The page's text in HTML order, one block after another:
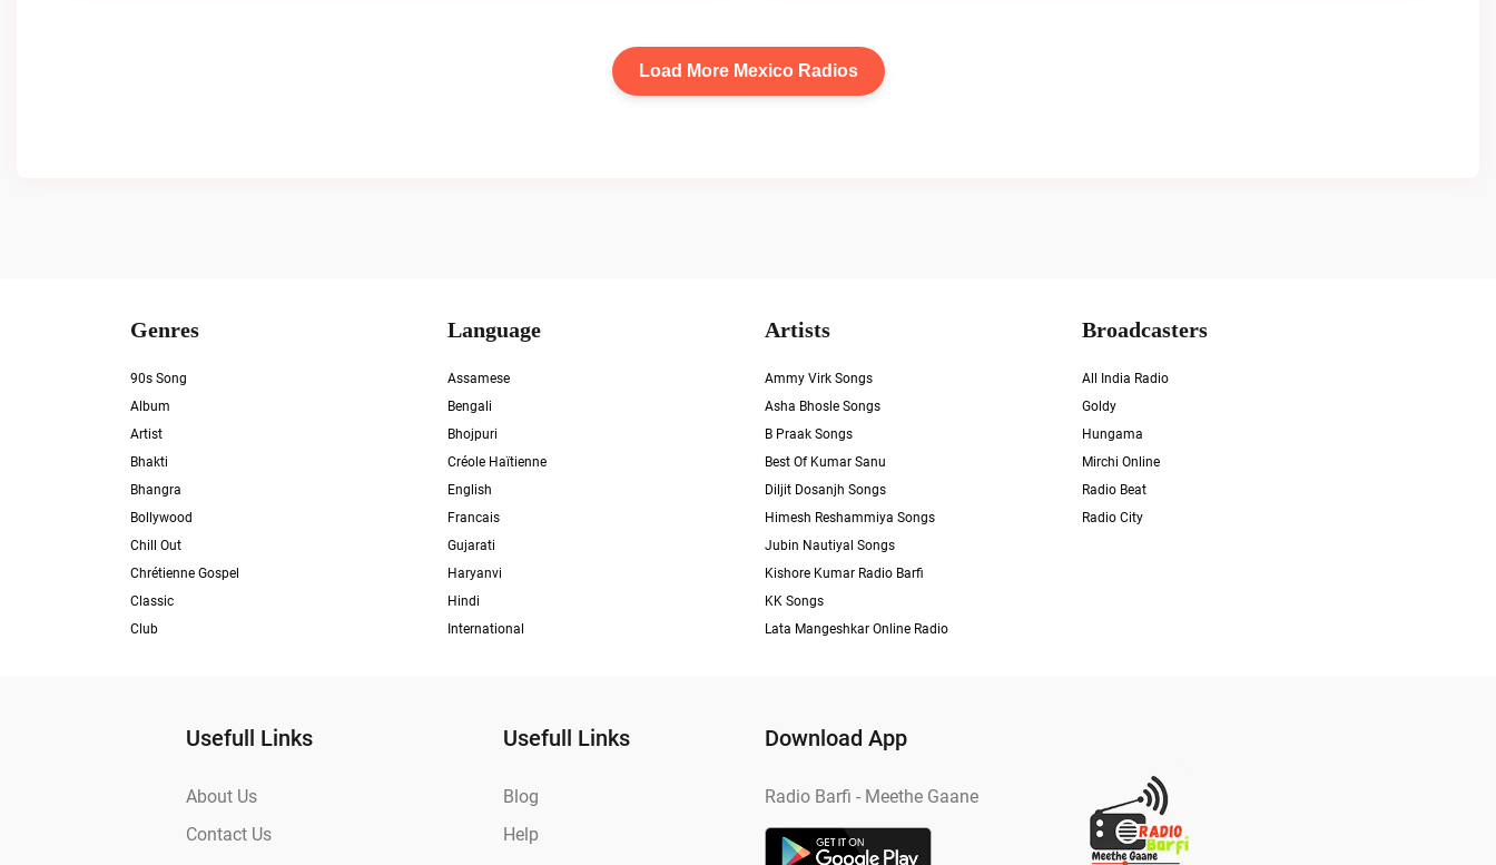
Load More Mexico Radios
Genres
90s Song
Album
Artist
Bhakti
Bhangra
Bollywood
Chill Out
Chrétienne Gospel
Classic
Club
Language
Assamese
Bengali
Bhojpuri
Créole Haïtienne
English
Francais
Gujarati
Haryanvi
Hindi
International
Artists
Ammy Virk Songs
Asha Bhosle Songs
B Praak Songs
Best Of Kumar Sanu
Diljit Dosanjh Songs
Himesh Reshammiya Songs
Jubin Nautiyal Songs
Kishore Kumar Radio Barfi
KK Songs
Lata Mangeshkar Online Radio
Broadcasters
All India Radio
Goldy
Hungama
Mirchi Online
Radio Beat
Radio City
Usefull Links
About Us
Contact Us
Usefull Links
Blog
Help
Download App
Radio Barfi - Meethe Gaane